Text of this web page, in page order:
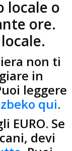
locale o
ore.
non ti
in
leggere
qui.
EURO. Se
devi